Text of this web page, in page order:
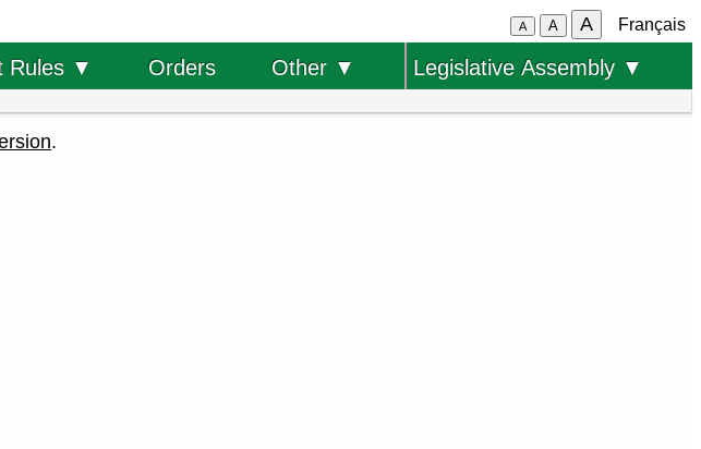
A A A Français
Rules ▼ Orders Other ▼ Legislative Assembly ▼
.